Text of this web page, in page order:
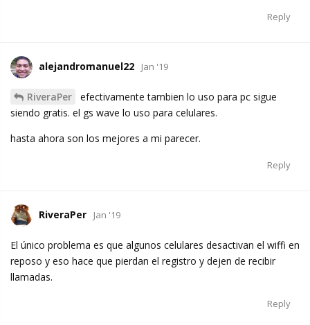
Reply
alejandromanuel22 Jan '19
RiveraPer
efectivamente tambien lo uso para pc sigue
siendo gratis. el gs wave lo uso para celulares.
hasta ahora son los mejores a mi parecer.
Reply
RiveraPer Jan '19
El único problema es que algunos celulares desactivan el wiffi en
reposo y eso hace que pierdan el registro y dejen de recibir
llamadas.
Reply